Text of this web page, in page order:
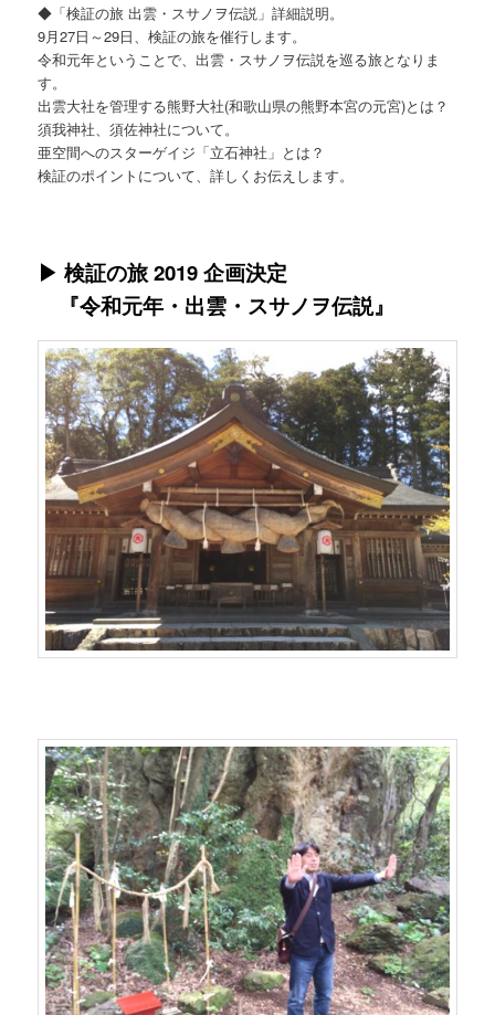
◆「検証の旅 出雲・スサノヲ伝説」詳細説明。
9月27日～29日、検証の旅を催行します。
令和元年ということで、出雲・スサノヲ伝説を巡る旅となりま
す。
出雲大社を管理する熊野大社(和歌山県の熊野本宮の元宮)とは？
須我神社、須佐神社について。
亜空間へのスターゲイジ「立石神社」とは？
検証のポイントについて、詳しくお伝えします。
▶検証の旅 2019 企画決定
『令和元年・出雲・スサノヲ伝説』